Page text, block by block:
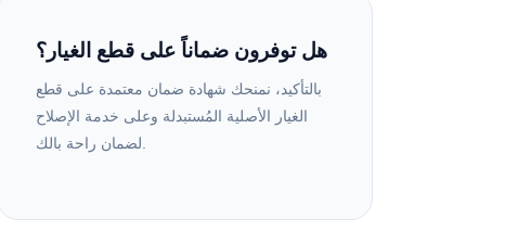
هل توفرون ضماناً على قطع الغيار؟
بالتأكيد، نمنحك شهادة ضمان معتمدة على قطع
الغيار الأصلية المُستبدلة وعلى خدمة الإصلاح